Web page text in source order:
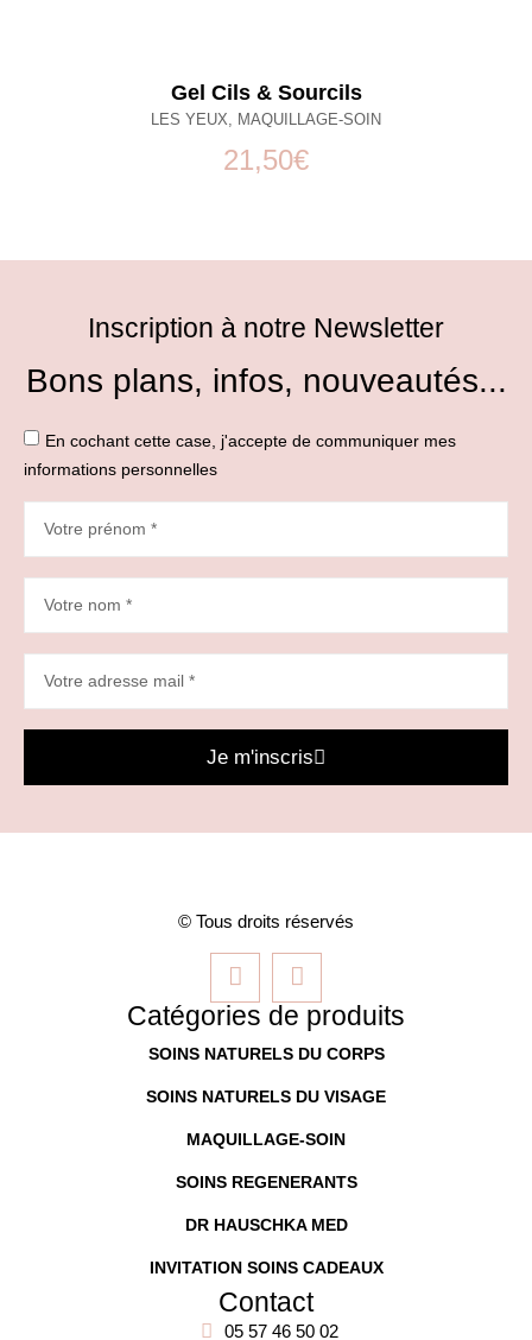
Gel Cils & Sourcils
LES YEUX, MAQUILLAGE-SOIN
21,50€
Inscription à notre Newsletter
Bons plans, infos, nouveautés...
En cochant cette case, j'accepte de communiquer mes
informations personnelles
Je m'inscris
Contact
05 57 46 50 02
© Tous droits réservés
Catégories de produits
SOINS NATURELS DU CORPS
SOINS NATURELS DU VISAGE
MAQUILLAGE-SOIN
SOINS REGENERANTS
DR HAUSCHKA MED
INVITATION SOINS CADEAUX